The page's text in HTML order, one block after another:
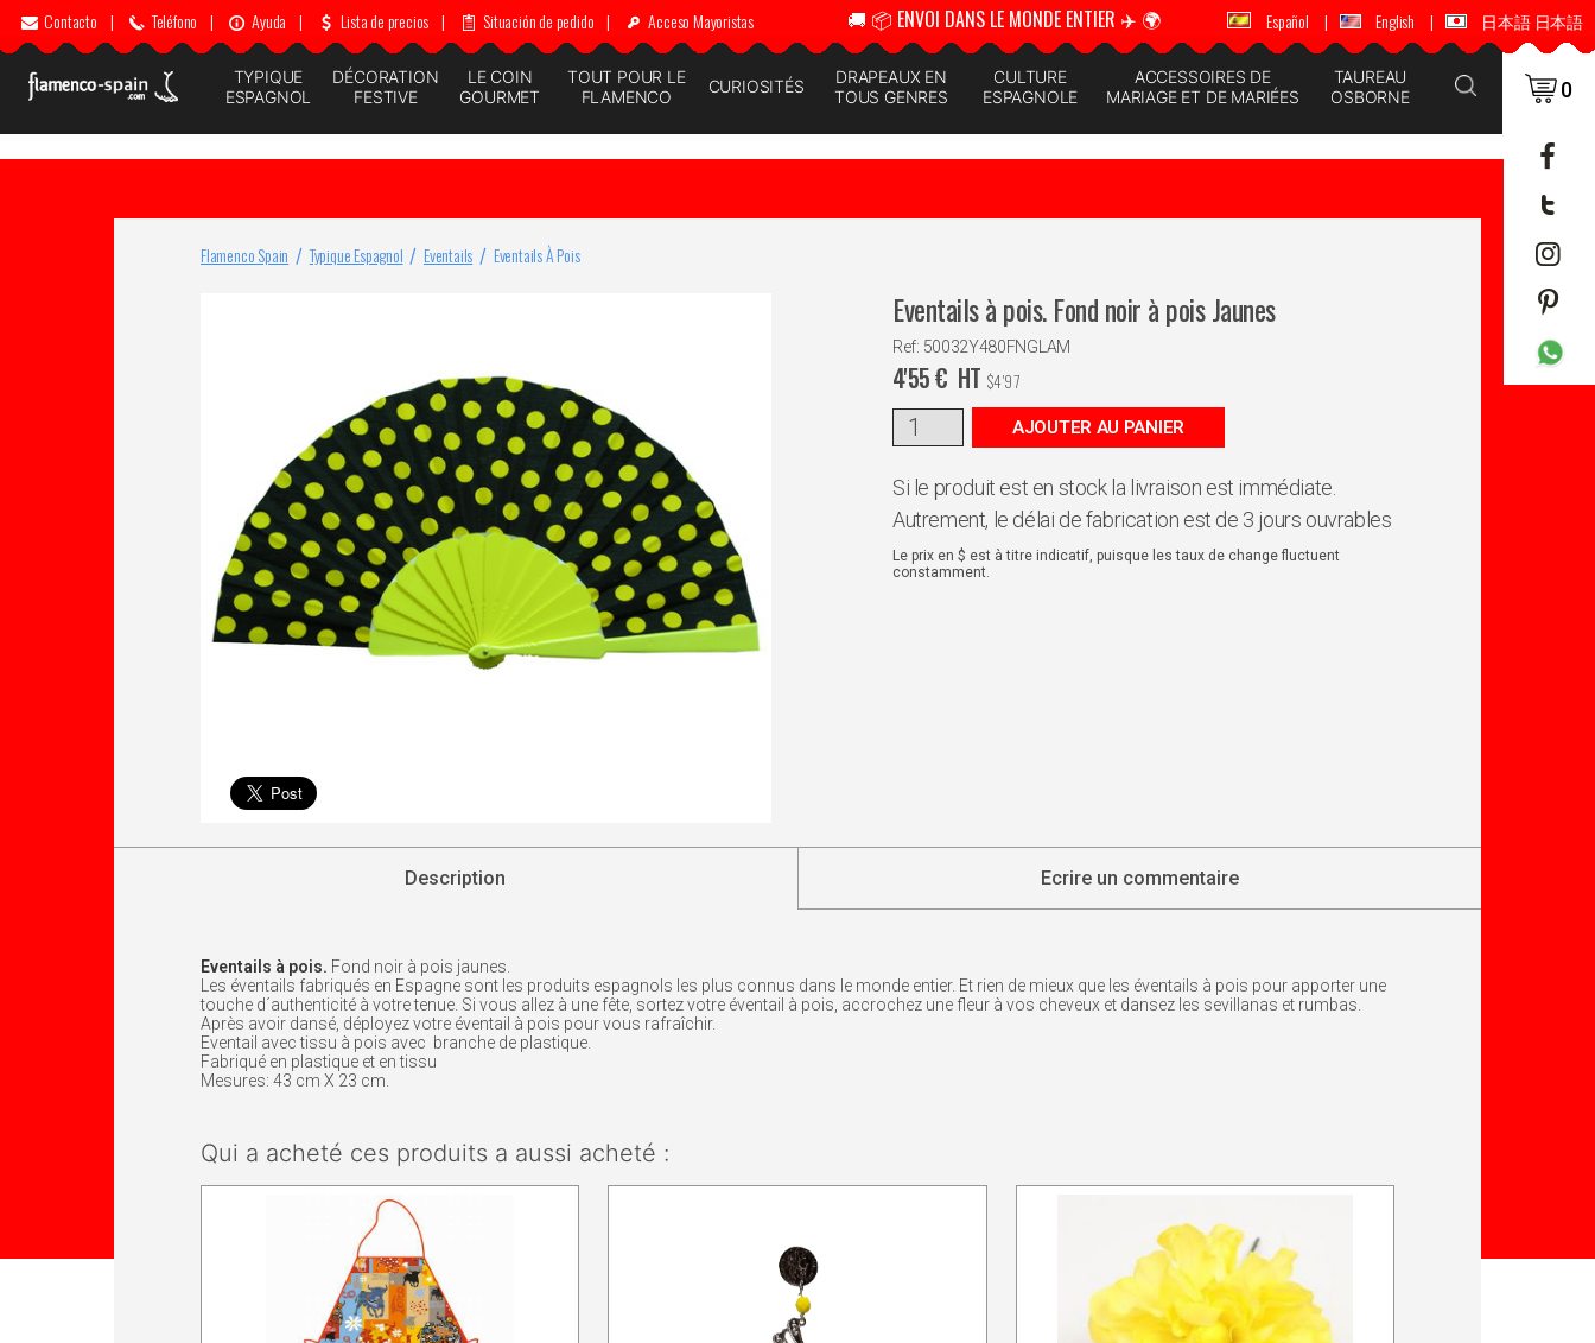
Contacto | Teléfono | Ayuda | Lista de precios | Situación de pedido | Acceso Mayoristas 🚚 📦 ENVOI DANS LE MONDE ENTIER ✈️ 🌍 🚚 📦 ENVOI DANS LE MONDE ENTIER ✈️ 🌍
Español | English | 日本語 日本語
TYPIQUE
ESPAGNOL
DÉCORATION
FESTIVE
LE COIN
GOURMET
TOUT POUR LE
FLAMENCO
CURIOSITÉS
DRAPEAUX EN
TOUS GENRES
CULTURE
ESPAGNOLE
ACCESSOIRES DE
MARIAGE ET DE MARIÉES
TAUREAU
OSBORNE
0
Flamenco Spain Typique Espagnol Eventails Eventails À Pois
Eventails à pois. Fond noir à pois Jaunes
Ref: 50032Y480FNGLAM
4'55€ HT $4'97
AJOUTER AU PANIER
Si le produit est en stock la livraison est immédiate.
Autrement, le délai de fabrication est de 3 jours ouvrables
Le prix en $ est à titre indicatif, puisque les taux de change fluctuent
constamment.
Description Ecrire un commentaire
Eventails à pois. Fond noir à pois jaunes.
Les éventails fabriqués en Espagne sont les produits espagnols les plus connus dans le monde entier. Et rien de mieux que les éventails à pois pour apporter une
touche d´authenticité à votre tenue. Si vous allez à une fête, sortez votre éventail à pois, accrochez une fleur à vos cheveux et dansez les sevillanas et rumbas.
Après avoir dansé, déployez votre éventail à pois pour vous rafraîchir.
Eventail avec tissu à pois avec branche de plastique.
Fabriqué en plastique et en tissu
Mesures: 43 cm X 23 cm.
Qui a acheté ces produits a aussi acheté :